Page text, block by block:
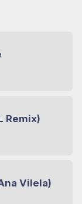
Remix)
Vilela)